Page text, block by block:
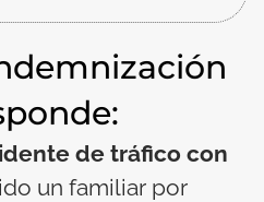
de tráfico con
un familiar por